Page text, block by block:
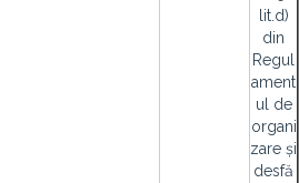
lit.d)
din
Regul
ament
ul de
organi
zare și
desfă